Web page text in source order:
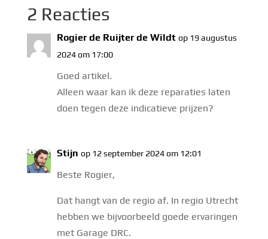
2 Reacties
Rogier de Ruijter de Wildt op 19 augustus
2024 om 17:00
Goed artikel.
Alleen waar kan ik deze reparaties laten
doen tegen deze indicatieve prijzen?
Stijn op 12 september 2024 om 12:01
Beste Rogier,
Dat hangt van de regio af. In regio Utrecht
hebben we bijvoorbeeld goede ervaringen
met Garage DRC.